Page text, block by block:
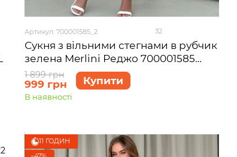
Артикул: 700001585_2 32
Сукня з вільними стегнами в рубчик
зелена Merlini Реджо 700001585
розмір L-XL
1 899 грн
999 грн Купити
В наявності
11 ГОДИН